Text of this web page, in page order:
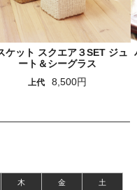
ケット スクエア３SET ジュ
ート＆シーグラス
上代 8,500円
木 金 土